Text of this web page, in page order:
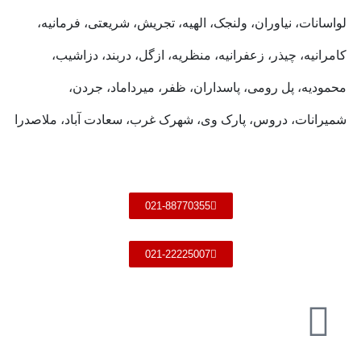
لواسانات، نیاوران، ولنجک، الهیه، تجریش، شریعتی، فرمانیه،
کامرانیه، چیذر، زعفرانیه، منظریه، ازگل، دربند، دزاشیب،
محمودیه، پل رومی، پاسداران، ظفر، میرداماد، جردن،
شمیرانات، دروس، پارک وی، شهرک غرب، سعادت آباد، ملاصدرا
021-88770355
021-22225007